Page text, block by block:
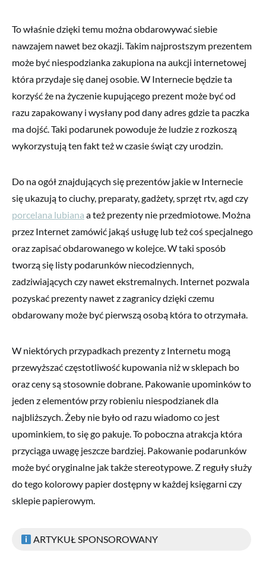
To właśnie dzięki temu można obdarowywać siebie
nawzajem nawet bez okazji. Takim najprostszym prezentem
może być niespodzianka zakupiona na aukcji internetowej
która przydaje się danej osobie. W Internecie będzie ta
korzyść że na życzenie kupującego prezent może być od
razu zapakowany i wysłany pod dany adres gdzie ta paczka
ma dojść. Taki podarunek powoduje że ludzie z rozkoszą
wykorzystują ten fakt też w czasie świąt czy urodzin.
Do na ogół znajdujących się prezentów jakie w Internecie
się ukazują to ciuchy, preparaty, gadżety, sprzęt rtv, agd czy
porcelana lubiana a też prezenty nie przedmiotowe. Można
przez Internet zamówić jakąś usługę lub też coś specjalnego
oraz zapisać obdarowanego w kolejce. W taki sposób
tworzą się listy podarunków niecodziennych,
zadziwiających czy nawet ekstremalnych. Internet pozwala
pozyskać prezenty nawet z zagranicy dzięki czemu
obdarowany może być pierwszą osobą która to otrzymała.
W niektórych przypadkach prezenty z Internetu mogą
przewyższać częstotliwość kupowania niż w sklepach bo
oraz ceny są stosownie dobrane. Pakowanie upominków to
jeden z elementów przy robieniu niespodzianek dla
najbliższych. Żeby nie było od razu wiadomo co jest
upominkiem, to się go pakuje. To poboczna atrakcja która
przyciąga uwagę jeszcze bardziej. Pakowanie podarunków
może być oryginalne jak także stereotypowe. Z reguły służy
do tego kolorowy papier dostępny w każdej księgarni czy
sklepie papierowym.
ARTYKUŁ SPONSOROWANY